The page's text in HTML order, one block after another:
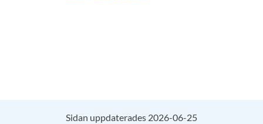
Sidan uppdaterades 2026-06-25